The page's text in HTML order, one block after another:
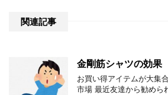
関連記事
金剛筋シャツの効果
お買い得アイテムが大集
市場 最近友達から勧めら